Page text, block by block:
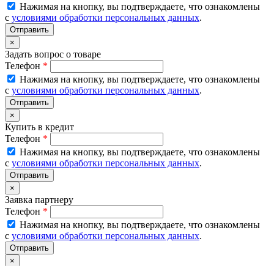
Нажимая на кнопку, вы подтверждаете, что ознакомлены
с условиями обработки персональных данных.
×
Задать вопрос о товаре
Телефон *
Нажимая на кнопку, вы подтверждаете, что ознакомлены
с условиями обработки персональных данных.
×
Купить в кредит
Телефон *
Нажимая на кнопку, вы подтверждаете, что ознакомлены
с условиями обработки персональных данных.
×
Заявка партнеру
Телефон *
Нажимая на кнопку, вы подтверждаете, что ознакомлены
с условиями обработки персональных данных.
×